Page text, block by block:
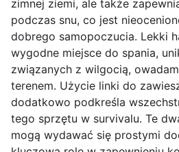
zimnej ziemi, ale także
podczas snu, co jest
dobrego samopoczucia. Lekki
wygodne miejsce do spania,
związanych z wilgocią,
terenem. Użycie linki do
dodatkowo podkreśla
tego sprzętu w survivalu. Te
mogą wydawać się prostymi